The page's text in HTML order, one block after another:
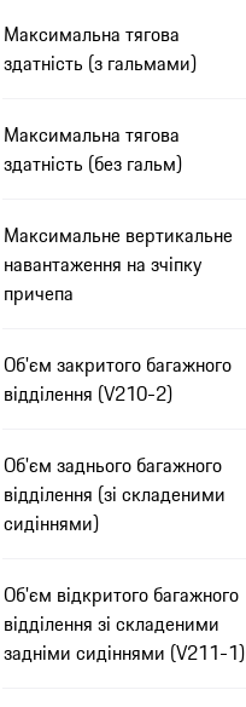
Максимальна тягова
здатність (з гальмами)
Максимальна тягова
здатність (без гальм)
Максимальне вертикальне
навантаження на зчіпку
причепа
Об'єм закритого багажного
відділення (V210-2)
Об'єм заднього багажного
відділення (зі складеними
сидіннями)
Об'єм відкритого багажного
відділення зі складеними
задніми сидіннями (V211-1)